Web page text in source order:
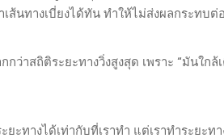
นทางเบี่ยงได้ทัน ทำให้ไม่ส่งผลกระทบต่
ว่าสถิติระยะทางวิ่งสูงสุด เพราะ “มันใก
ะทางได้เท่ากับที่เราทำ แต่เราทำระยะท